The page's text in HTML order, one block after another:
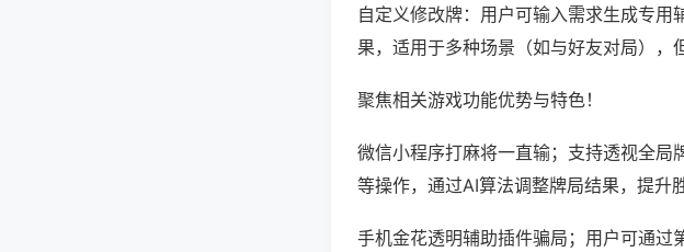
自定义修改牌：用户可输入需求生成专用
果，适用于多种场景（如与好友对局），
聚焦相关游戏功能优势与特色！
微信小程序打麻将一直输；支持透视全局
等操作，通过AI算法调整牌局结果，提升胜
手机金花透明辅助插件骗局；用户可通过